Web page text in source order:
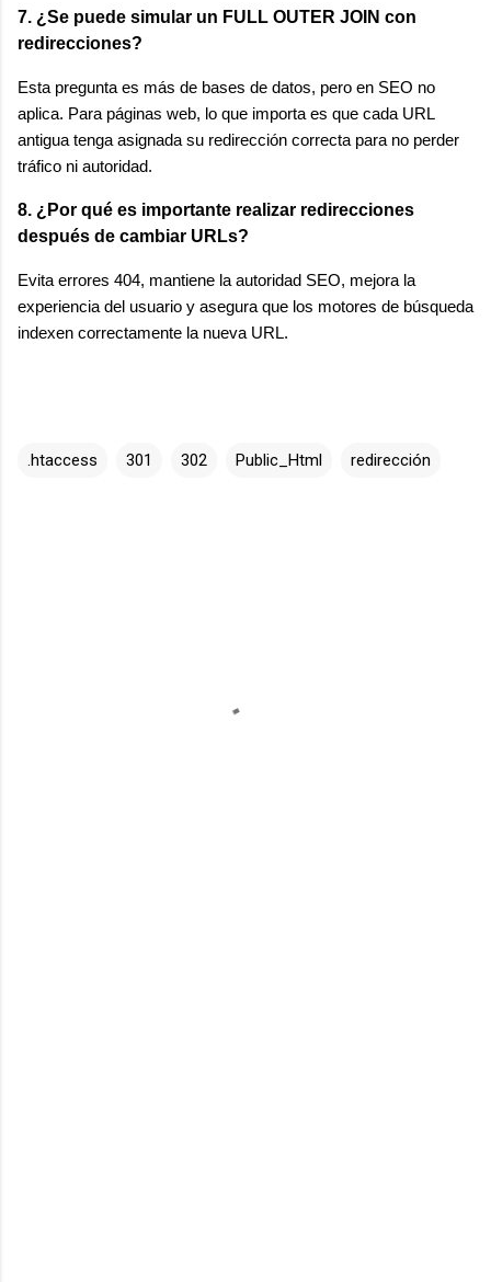
7. ¿Se puede simular un FULL OUTER JOIN con
redirecciones?
Esta pregunta es más de bases de datos, pero en SEO no
aplica. Para páginas web, lo que importa es que cada URL
antigua tenga asignada su redirección correcta para no perder
tráfico ni autoridad.
8. ¿Por qué es importante realizar redirecciones
después de cambiar URLs?
Evita errores 404, mantiene la autoridad SEO, mejora la
experiencia del usuario y asegura que los motores de búsqueda
indexen correctamente la nueva URL.
.htaccess 301 302 Public_Html redirección